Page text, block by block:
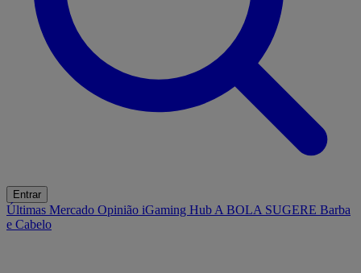
Entrar
Últimas Mercado Opinião iGaming Hub A BOLA SUGERE Barba
e Cabelo